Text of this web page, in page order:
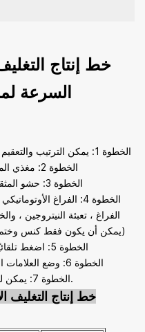
خط إنتاج
السرعة
الخطوة 1: يمكن الترتيب والتعقيم بواسطة معقم الأشعة فوق البنفسجية ؛
الخطوة 2: مغذي المثقاب لنقل المسحوق إلى حشو المثقاب
الخطوة 3: حشو المثقاب لوزن وتعبئة المسحوق في الحاويات
الخطوة 4: الفراغ
الفراغ ، تعبئة النيتروجين ،
(يمكن أن يكون فقط كنس
الخطوة 5: اضغط تلقائيًا على الغطاء البلاستيكي على الحاويات
الخطوة 6: وضع العلامات التلقائية على الحاويات واحدة تلو الأخرى
الخطوة 7: يمكن للمجمع أن يجمع كل الحاويات بعد التعبئة.
خط إنتاج التغليف